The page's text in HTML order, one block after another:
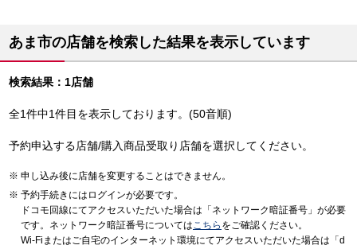
あま市の店舗を検索した結果を表示しています
検索結果：1店舗
全1件中1件目を表示しております。(50音順)
予約申込する店舗/購入商品受取り店舗を選択してください。
申し込み後に店舗を変更することはできません。
予約手続きにはログインが必要です。
ドコモ回線にてアクセスいただいた場合は「ネットワーク暗証番号」が必要
です。ネットワーク暗証番号についてはこちら をご確認ください。
Wi-Fiまたはご自宅のインターネット環境にてアクセスいただいた場合は「d